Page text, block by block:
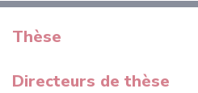
Thèse
Directeurs de thèse